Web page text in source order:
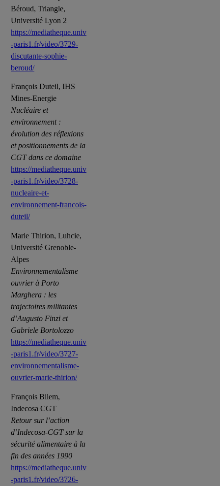
Béroud, Triangle,
Université Lyon 2
https://mediatheque.univ
-paris1.fr/video/3729-
discutante-sophie-
beroud/
François Duteil, IHS
Mines-Energie
Nucléaire et
environnement :
évolution des réflexions
et positionnements de la
CGT dans ce domaine
https://mediatheque.univ
-paris1.fr/video/3728-
nucleaire-et-
environnement-francois-
duteil/
Marie Thirion, Luhcie,
Université Grenoble-
Alpes
Environnementalisme
ouvrier à Porto
Marghera : les
trajectoires militantes
d’Augusto Finzi et
Gabriele Bortolozzo
https://mediatheque.univ
-paris1.fr/video/3727-
environnementalisme-
ouvrier-marie-thirion/
François Bilem,
Indecosa CGT
Retour sur l’action
d’Indecosa-CGT sur la
sécurité alimentaire à la
fin des années 1990
https://mediatheque.univ
-paris1.fr/video/3726-